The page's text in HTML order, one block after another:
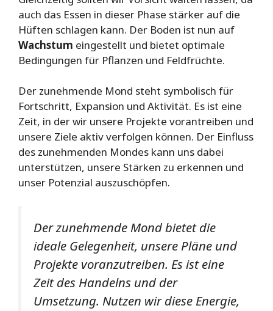
auch das Essen in dieser Phase stärker auf die
Hüften schlagen kann. Der Boden ist nun auf
Wachstum eingestellt und bietet optimale
Bedingungen für Pflanzen und Feldfrüchte.
Der zunehmende Mond steht symbolisch für
Fortschritt, Expansion und Aktivität. Es ist eine
Zeit, in der wir unsere Projekte vorantreiben und
unsere Ziele aktiv verfolgen können. Der Einfluss
des zunehmenden Mondes kann uns dabei
unterstützen, unsere Stärken zu erkennen und
unser Potenzial auszuschöpfen.
Der zunehmende Mond bietet die
ideale Gelegenheit, unsere Pläne und
Projekte voranzutreiben. Es ist eine
Zeit des Handelns und der
Umsetzung. Nutzen wir diese Energie,